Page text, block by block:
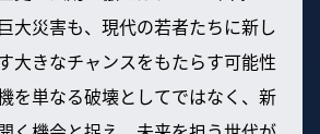
大災害も、現代の若者たちに新し
大きなチャンスをもたらす可能性
を単なる破壊としてではなく、新